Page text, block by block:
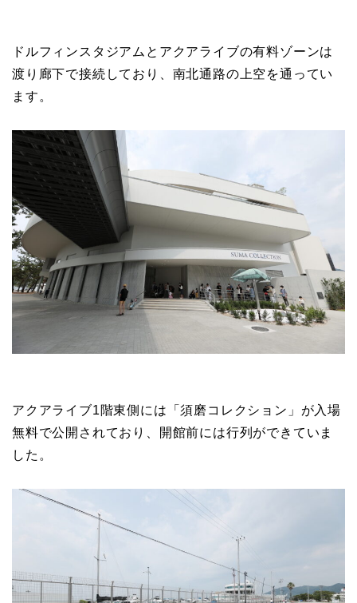
ドルフィンスタジアムとアクアライブの有料ゾーンは
渡り廊下で接続しており、南北通路の上空を通ってい
ます。
アクアライブ1階東側には「須磨コレクション」が入場
無料で公開されており、開館前には行列ができていま
した。